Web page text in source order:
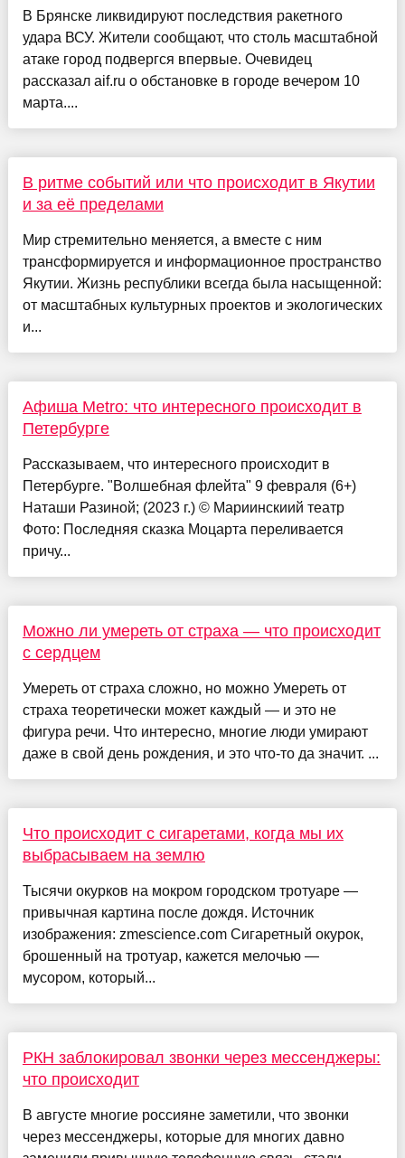
В Брянске ликвидируют последствия ракетного
удара ВСУ. Жители сообщают, что столь масштабной
атаке город подвергся впервые. Очевидец
рассказал aif.ru о обстановке в городе вечером 10
марта....
В ритме событий или что происходит в Якутии
и за её пределами
Мир стремительно меняется, а вместе с ним
трансформируется и информационное пространство
Якутии. Жизнь республики всегда была насыщенной:
от масштабных культурных проектов и экологических
и...
Афиша Metro: что интересного происходит в
Петербурге
Рассказываем, что интересного происходит в
Петербурге. "Волшебная флейта" 9 февраля (6+)
Наташи Разиной; (2023 г.) © Мариинскиий театр
Фото: Последняя сказка Моцарта переливается
причу...
Можно ли умереть от страха — что происходит
с сердцем
Умереть от страха сложно, но можно Умереть от
страха теоретически может каждый — и это не
фигура речи. Что интересно, многие люди умирают
даже в свой день рождения, и это что-то да значит. ...
Что происходит с сигаретами, когда мы их
выбрасываем на землю
Тысячи окурков на мокром городском тротуаре —
привычная картина после дождя. Источник
изображения: zmescience.com Сигаретный окурок,
брошенный на тротуар, кажется мелочью —
мусором, который...
РКН заблокировал звонки через мессенджеры:
что происходит
В августе многие россияне заметили, что звонки
через мессенджеры, которые для многих давно